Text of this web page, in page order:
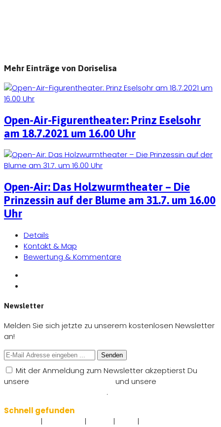
Mehr Einträge von Doriselisa
Open-Air-Figurentheater: Prinz Eselsohr
am 18.7.2021 um 16.00 Uhr
Open-Air: Das Holzwurmtheater – Die
Prinzessin auf der Blume am 31.7. um 16.00
Uhr
Details
Kontakt & Map
Bewertung & Kommentare
Newsletter
Melden Sie sich jetzte zu unserem kostenlosen Newsletter
an!
Senden
Mit der Anmeldung zum Newsletter akzeptierst Du
unsere
und unsere
.
Schnell gefunden
| | | |